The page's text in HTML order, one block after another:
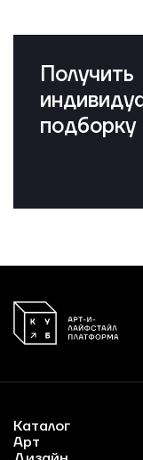
Получить
подборку
Каталог
Арт